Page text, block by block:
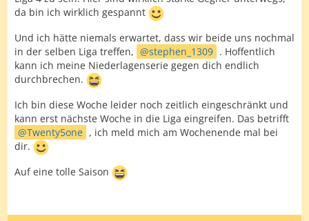
da bin ich wirklich gespannt
Und ich hätte niemals erwartet, dass wir beide uns nochmal
in der selben Liga treffen,
stephen_1309 . Hoffentlich
kann ich meine Niederlagenserie gegen dich endlich
durchbrechen.
Ich bin diese Woche leider noch zeitlich eingeschränkt und
kann erst nächste Woche in die Liga eingreifen. Das betrifft
Twenty5one , ich meld mich am Wochenende mal bei
dir.
Auf eine tolle Saison